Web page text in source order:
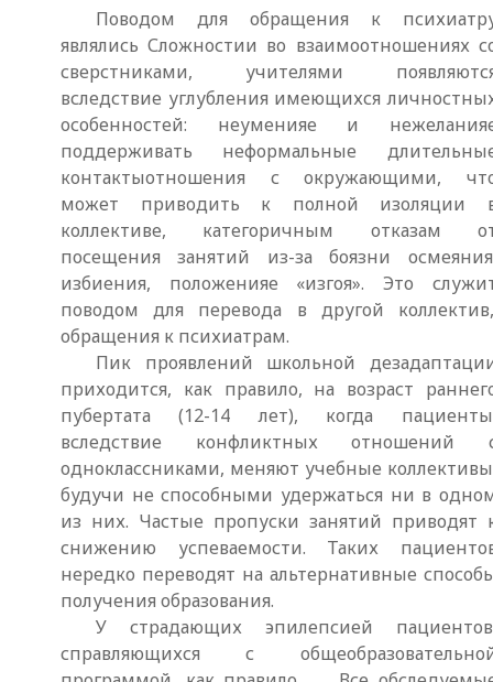
Поводом для обращения к
являлись Сложностии во взаимоотношениях
сверстниками, учителями
вследствие углубления имеющихся
особенностей: неуменияе и
поддерживать неформальные
контактыотношения с окружающими,
может приводить к полной изоляции
коллективе, категоричным отказам
посещения занятий из-за боязни
избиения, положенияе «изгоя». Это
поводом для перевода в другой
обращения к психиатрам.
Пик проявлений школьной
приходится, как правило, на возраст
пубертата (12-14 лет), когда
вследствие конфликтных отношений
одноклассниками, меняют учебные
будучи не способными удержаться ни в
из них. Частые пропуски занятий приводят
снижению успеваемости. Таких
нередко переводят на альтернативные
получения образования.
У страдающих эпилепсией
справляющихся с